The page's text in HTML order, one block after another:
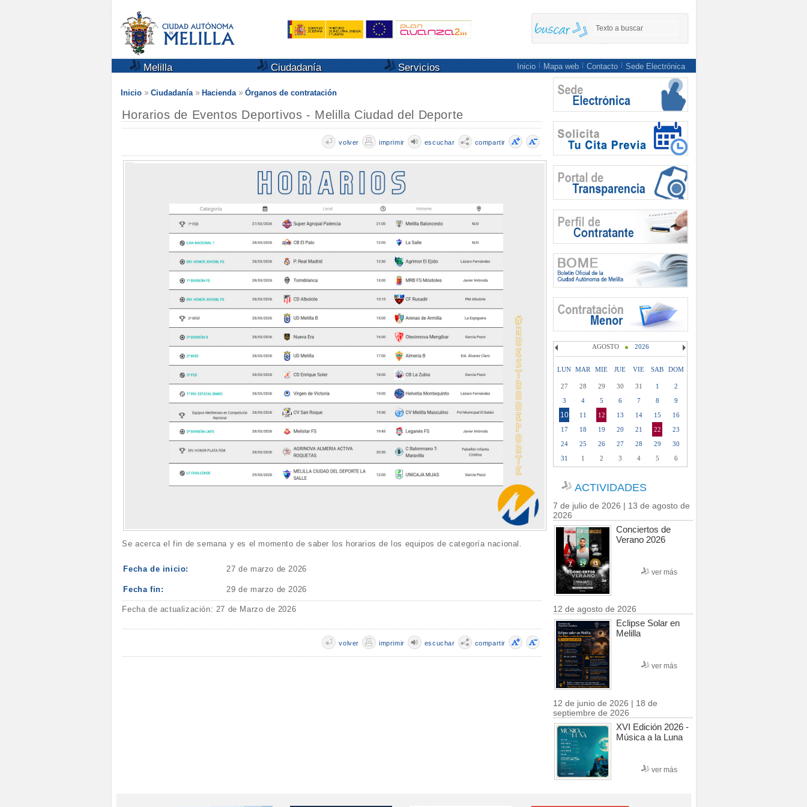
Melilla Ciudadanía Servicios Inicio Mapa web Contacto Sede Electrónica
Inicio Ciudadanía Hacienda Órganos de contratación
Horarios de Eventos Deportivos - Melilla Ciudad del Deporte
compartir
escuchar
imprimir
volver
Se acerca el fin de semana y es el momento de saber los horarios de los equipos de categoría nacional.
Fecha de inicio: 27 de marzo de 2026
Fecha fin: 29 de marzo de 2026
Fecha de actualización: 27 de Marzo de 2026
compartir
escuchar
imprimir
volver
AGOSTO 2026
LUN MAR MIE JUE VIE SAB DOM
27 28 29 30 31 1
2
3
4 5 6 7 8 9
10 11 12 13 14 15
16
17
18 19 20 21 22
23
24
25 26 27 28 29
30
31
1 2 3 4 5 6
ACTIVIDADES
7 de julio de 2026 | 13 de agosto de
2026
Conciertos de
Verano 2026
ver más
12 de agosto de 2026
Eclipse Solar en
Melilla
ver más
12 de junio de 2026 | 18 de
septiembre de 2026
XVI Edición 2026 -
Música a la Luna
ver más